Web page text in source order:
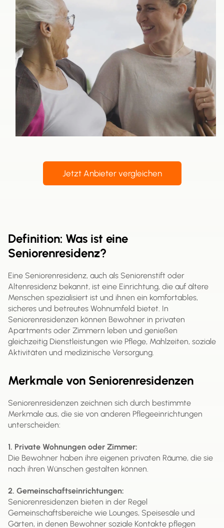
Jetzt Anbieter vergleichen
Definition: Was ist eine
Seniorenresidenz?
Eine Seniorenresidenz, auch als Seniorenstift oder
Altenresidenz bekannt, ist eine Einrichtung, die auf ältere
Menschen spezialisiert ist und ihnen ein komfortables,
sicheres und betreutes Wohnumfeld bietet. In
Seniorenresidenzen können Bewohner in privaten
Apartments oder Zimmern leben und genießen
gleichzeitig Dienstleistungen wie Pflege, Mahlzeiten, soziale
Aktivitäten und medizinische Versorgung.
Merkmale von Seniorenresidenzen
Seniorenresidenzen zeichnen sich durch bestimmte
Merkmale aus, die sie von anderen Pflegeeinrichtungen
unterscheiden:
1. Private Wohnungen oder Zimmer:
Die Bewohner haben ihre eigenen privaten Räume, die sie
nach ihren Wünschen gestalten können.
2. Gemeinschaftseinrichtungen:
Seniorenresidenzen bieten in der Regel
Gemeinschaftsbereiche wie Lounges, Speisesäle und
Gärten, in denen Bewohner soziale Kontakte pflegen